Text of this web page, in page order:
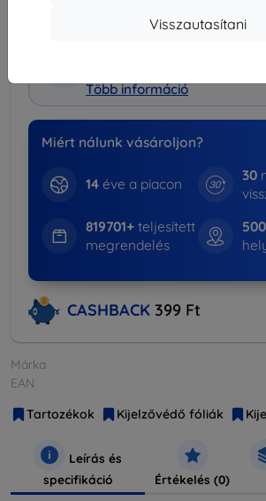
Visszautasítani
Több információ
Miért nálunk vásároljon?
14éve a piacon
30
819701+teljesített
megrendelés
CASHBACK 399 Ft
Márka
EAN
Tartozékok
Kijelzővédő fóliák
Leírás és
specifikáció
Értékelés (0)